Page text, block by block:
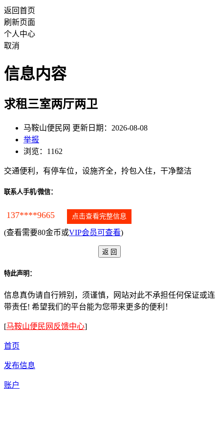
返回首页
刷新页面
个人中心
取消
信息内容
求租三室两厅两卫
马鞍山便民网 更新日期：2026-08-08
举报
浏览：1162
交通便利，有停车位，设施齐全，拎包入住，干净整洁
联系人手机/微信：
137****9665 点击查看完整信息
(查看需要80金币或VIP会员可查看)
特此声明：
信息真伪请自行辨别，须谨慎，网站对此不承担任何保证或连
带责任! 希望我们的平台能为您带来更多的便利！
[马鞍山便民网反馈中心]
首页
发布信息
账户